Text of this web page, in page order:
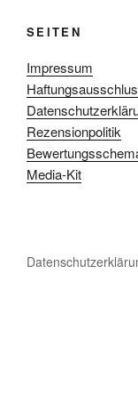
SEITEN
Impressum
Rezensionpolitik
Media-Kit